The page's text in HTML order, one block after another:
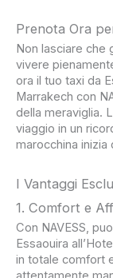
Prenota Ora
Non lasciare che
vivere
ora il tuo taxi da
Marrakech con
della meraviglia.
viaggio in un
marocchina inizia
I Vantaggi
1. Comfort e
Con NAVESS,
Essaouira
in totale comfort